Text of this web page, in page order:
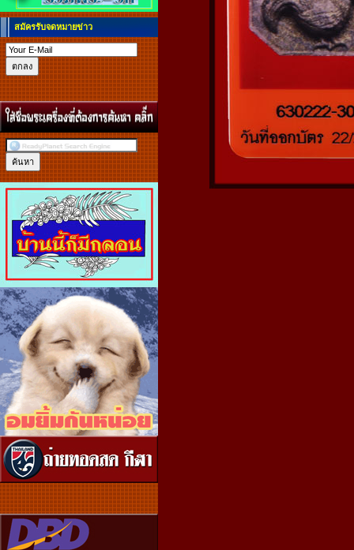
สมัครรับจดหมายข่าว